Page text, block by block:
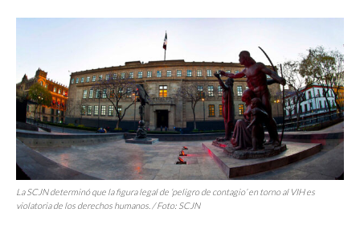
La SCJN determinó que la figura legal de ‘peligro de contagio’ en torno al VIH es
violatoria de los derechos humanos. / Foto: SCJN